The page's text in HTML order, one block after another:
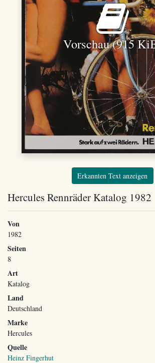
Vorschau (915
Erkannten Text anzeigen
Hercules Rennräder Katalog 1982
Von
1982
Seiten
8
Art
Katalog
Land
Deutschland
Marke
Hercules
Quelle
Heinz Fingerhut